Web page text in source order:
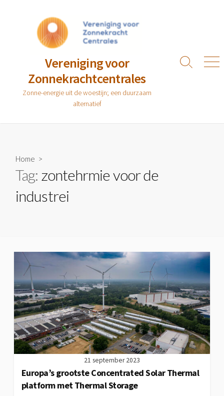
Vereniging voor
Zonnekrachtcentrales
Zonne-energie uit de woestijn; een duurzaam
alternatief
Zoeken
Home >
Tag: zontehrmie voor de
industrei
21 september 2023
Europa’s grootste Concentrated Solar Thermal
platform met Thermal Storage